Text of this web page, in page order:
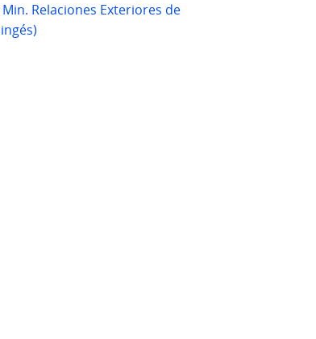
Relaciones Exteriores de